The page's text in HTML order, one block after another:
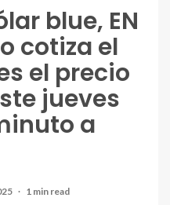
blue, EN
cotiza el
el precio
jueves
a
1 min read